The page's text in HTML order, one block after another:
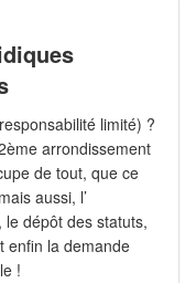
limité) ?
arrondissement
de tout, que ce
aussi, l’
dépôt des statuts,
enfin la demande
!